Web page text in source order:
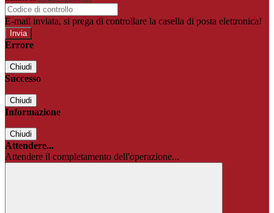
E-mail inviata, si prega di controllare la casella di posta elettronica!
Errore
Chiudi
Successo
Chiudi
Informazione
Chiudi
Attendere...
Attendere il completamento dell'operazione...